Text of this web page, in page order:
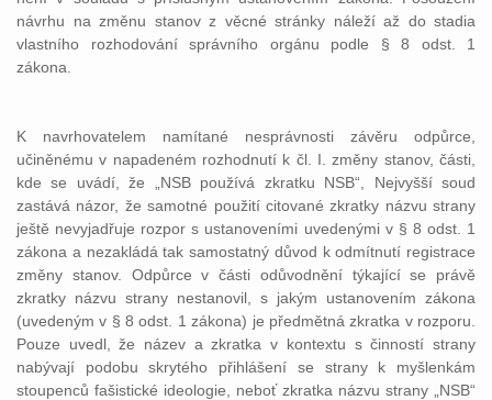
návrhu na změnu stanov z věcné stránky náleží až do stadia
vlastního rozhodování správního orgánu podle § 8 odst. 1
zákona.
K navrhovatelem namítané nesprávnosti závěru odpůrce,
učiněnému v napadeném rozhodnutí k čl. I. změny stanov, části,
kde se uvádí, že „NSB používá zkratku NSB“, Nejvyšší soud
zastává názor, že samotné použití citované zkratky názvu strany
ještě nevyjadřuje rozpor s ustanoveními uvedenými v § 8 odst. 1
zákona a nezakládá tak samostatný důvod k odmítnutí registrace
změny stanov. Odpůrce v části odůvodnění týkající se právě
zkratky názvu strany nestanovil, s jakým ustanovením zákona
(uvedeným v § 8 odst. 1 zákona) je předmětná zkratka v rozporu.
Pouze uvedl, že název a zkratka v kontextu s činností strany
nabývají podobu skrytého přihlášení se strany k myšlenkám
stoupenců fašistické ideologie, neboť zkratka názvu strany „NSB“